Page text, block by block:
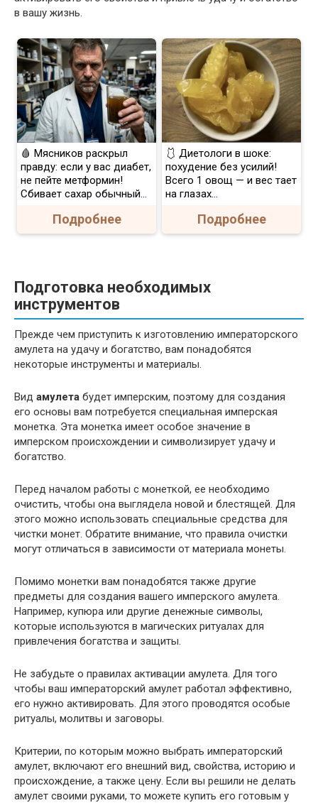
в вашу жизнь.
🩸 Мясников раскрыл
правду: если у вас диабет,
не пейте метформин!
Сбивает сахар обычный...
Подробнее
🩱 Диетологи в шоке:
похудение без усилий!
Всего 1 овощ — и вес тает
на глазах…
Подробнее
Подготовка необходимых
инструментов
Прежде чем приступить к изготовлению императорского
амулета на удачу и богатство, вам понадобятся
некоторые инструменты и материалы.
Вид амулета будет имперским, поэтому для создания
его основы вам потребуется специальная имперская
монетка. Эта монетка имеет особое значение в
имперском происхождении и символизирует удачу и
богатство.
Перед началом работы с монеткой, ее необходимо
очистить, чтобы она выглядела новой и блестящей. Для
этого можно использовать специальные средства для
чистки монет. Обратите внимание, что правила очистки
могут отличаться в зависимости от материала монеты.
Помимо монетки вам понадобятся также другие
предметы для создания вашего имперского амулета.
Например, купюра или другие денежные символы,
которые используются в магических ритуалах для
привлечения богатства и защиты.
Не забудьте о правилах активации амулета. Для того
чтобы ваш императорский амулет работал эффективно,
его нужно активировать. Для этого проводятся особые
ритуалы, молитвы и заговоры.
Критерии, по которым можно выбрать императорский
амулет, включают его внешний вид, свойства, историю и
происхождение, а также цену. Если вы решили не делать
амулет своими руками, то можете купить его готовым у